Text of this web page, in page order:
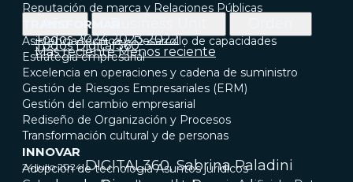
Reputación de marca y Relaciones Públicas
TRANSFORMAR
Asistencia técnica y Desarrollo de capacidades
Estrategia empresarial
Excelencia en operaciones y cadena de suministro
Gestión de Riesgos Empresariales (ERM)
Gestión del cambio empresarial
Rediseño de Organización y Procesos
Transformación cultural y de personas
INNOVAR
Adopción de tecnología Asuntos jurídicos
Todos 2024 2023 2022
Todos Digital360
Más reciente Menos reciente
24 julio 2024 DIGITAL360, Sabrina Paladini